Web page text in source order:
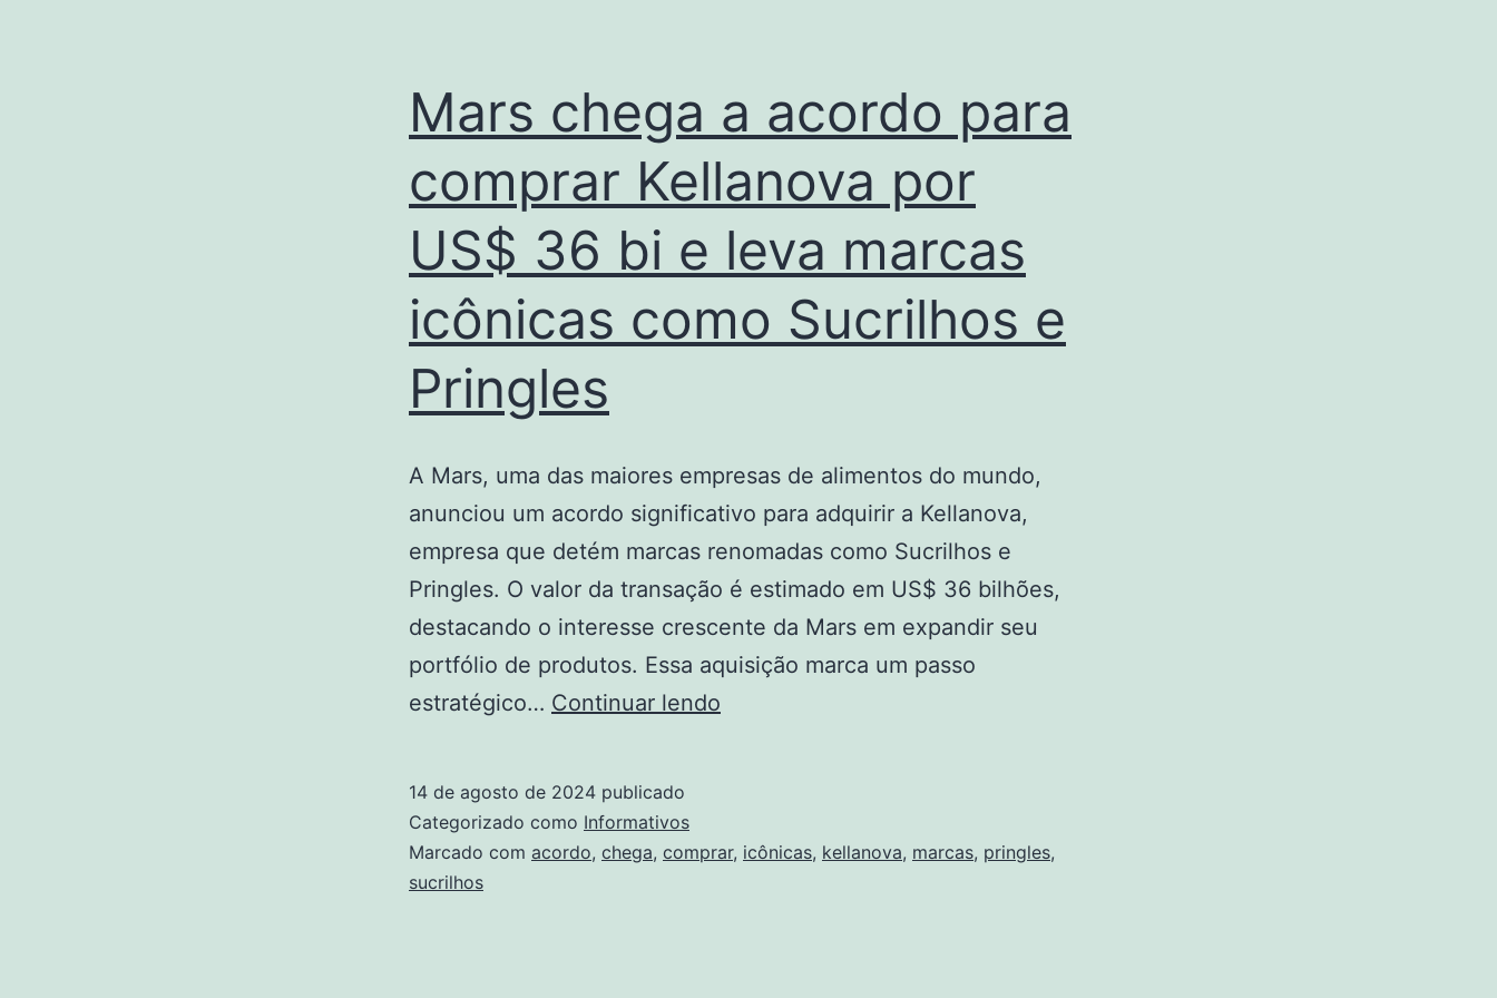
Mars chega a acordo para
comprar Kellanova por
US$ 36 bi e leva marcas
icônicas como Sucrilhos e
Pringles
A Mars, uma das maiores empresas de alimentos do mundo,
anunciou um acordo significativo para adquirir a Kellanova,
empresa que detém marcas renomadas como Sucrilhos e
Pringles. O valor da transação é estimado em US$ 36 bilhões,
destacando o interesse crescente da Mars em expandir seu
portfólio de produtos. Essa aquisição marca um passo
estratégico… Continuar lendo
para
14 de agosto de 2024 publicado
Categorizado como Informativos
Marcado com acordo, chega, comprar, icônicas, kellanova, marcas, pringles,
sucrilhos